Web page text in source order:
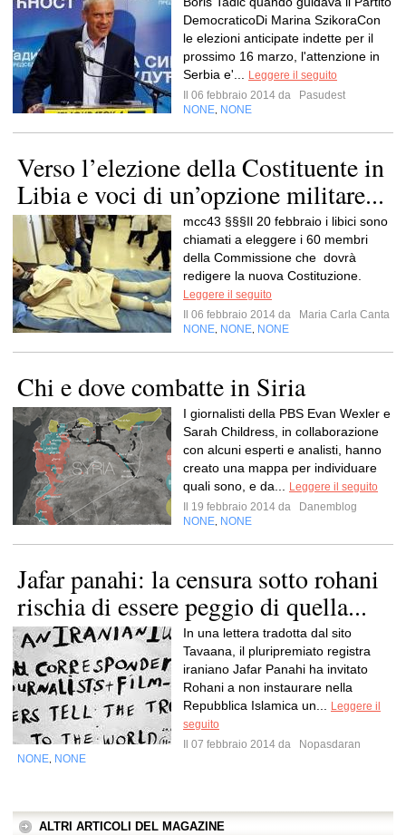
DemocraticoDi Marina SzikoraCon
le elezioni anticipate indette per il
prossimo 16 marzo, l'attenzione in
Serbia e'...
Leggere il seguito
Il 06 febbraio 2014 da
Pasudest
NONE NONE
Verso l’elezione della Costituente in
Libia e voci di un’opzione militare...
mcc43 §§§Il 20 febbraio i libici sono
chiamati a eleggere i 60 membri
della Commissione che dovrà
redigere la nuova Costituzione.
Leggere il seguito
Il 06 febbraio 2014 da
Maria Carla Canta
NONE NONE NONE
Chi e dove combatte in Siria
I giornalisti della PBS Evan Wexler e
Sarah Childress, in collaborazione
con alcuni esperti e analisti, hanno
creato una mappa per individuare
quali sono, e da...
Leggere il seguito
Il 19 febbraio 2014 da
Danemblog
NONE NONE
Jafar panahi: la censura sotto rohani
rischia di essere peggio di quella...
In una lettera tradotta dal sito
Tavaana, il pluripremiato registra
iraniano Jafar Panahi ha invitato
Rohani a non instaurare nella
Repubblica Islamica un...
Leggere il
seguito
Il 07 febbraio 2014 da
Nopasdaran
NONE NONE
ALTRI ARTICOLI DEL MAGAZINE